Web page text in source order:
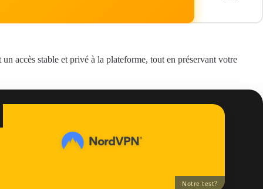
accès stable et privé à la plateforme, tout en préservant votre
Notre test?